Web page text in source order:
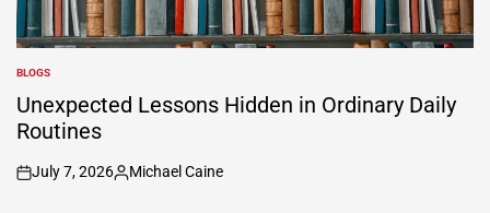
POSTED
IN
BLOGS
Unexpected Lessons Hidden in Ordinary Daily
Routines
on
July 7, 2026
Posted
Michael Caine